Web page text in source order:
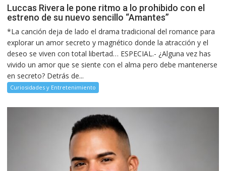
Luccas Rivera le pone ritmo a lo prohibido con el
estreno de su nuevo sencillo “Amantes”
*La canción deja de lado el drama tradicional del romance para
explorar un amor secreto y magnético donde la atracción y el
deseo se viven con total libertad… ESPECIAL.- ¿Alguna vez has
vivido un amor que se siente con el alma pero debe mantenerse
en secreto? Detrás de...
Curiosidades y Entretenimiento